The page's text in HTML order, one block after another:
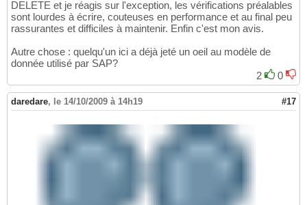
DELETE et je réagis sur l'exception, les vérifications préalables
sont lourdes à écrire, couteuses en performance et au final peu
rassurantes et difficiles à maintenir. Enfin c'est mon avis.
Autre chose : quelqu'un ici a déjà jeté un oeil au modèle de
donnée utilisé par SAP?
2
0
daredare, le 14/10/2009 à 14h19 #17